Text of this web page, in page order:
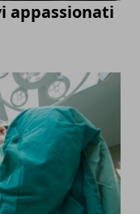
appassionati